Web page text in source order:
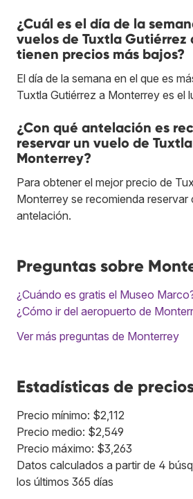
¿Cuál es el día de la
vuelos de Tuxtla Gutiérrez
tienen precios más bajos?
El día de la semana en el que es
Tuxtla Gutiérrez a Monterrey es el
¿Con qué antelación es
reservar un vuelo de
Monterrey?
Para obtener el mejor precio de
Monterrey se recomienda reservar
antelación.
Preguntas sobre
¿Cuándo es gratis el Museo
¿Cómo ir del aeropuerto de
Ver más preguntas de Monterrey
Estadísticas de
Precio mínimo: $2,112
Precio medio: $2,549
Precio máximo: $3,263
Datos calculados a partir de 4
los últimos 365 días